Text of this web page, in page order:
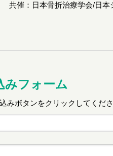
共催：日本骨折治療学会/日
みフォーム
みボタンをクリックしてくだ